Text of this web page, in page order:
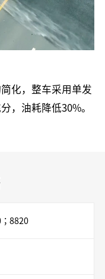
化，整车采用单发
，油耗降低30%。
8820